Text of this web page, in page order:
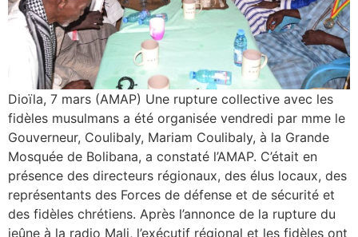
‎Dioïla, 7 mars (AMAP) Une rupture collective avec les
fidèles musulmans a été organisée vendredi par mme le
Gouverneur, Coulibaly, Mariam Coulibaly, à la Grande
Mosquée de Bolibana, a constaté l’AMAP. C’était en
présence des directeurs régionaux, des élus locaux, des
représentants des Forces de défense et de sécurité et
des fidèles chrétiens. Après l’annonce de la rupture du
jeûne à la radio Mali, l’exécutif régional et les fidèles ont